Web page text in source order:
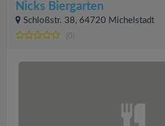
Nicks Biergarten
Schloßstr. 38, 64720 Michelstadt
(0)